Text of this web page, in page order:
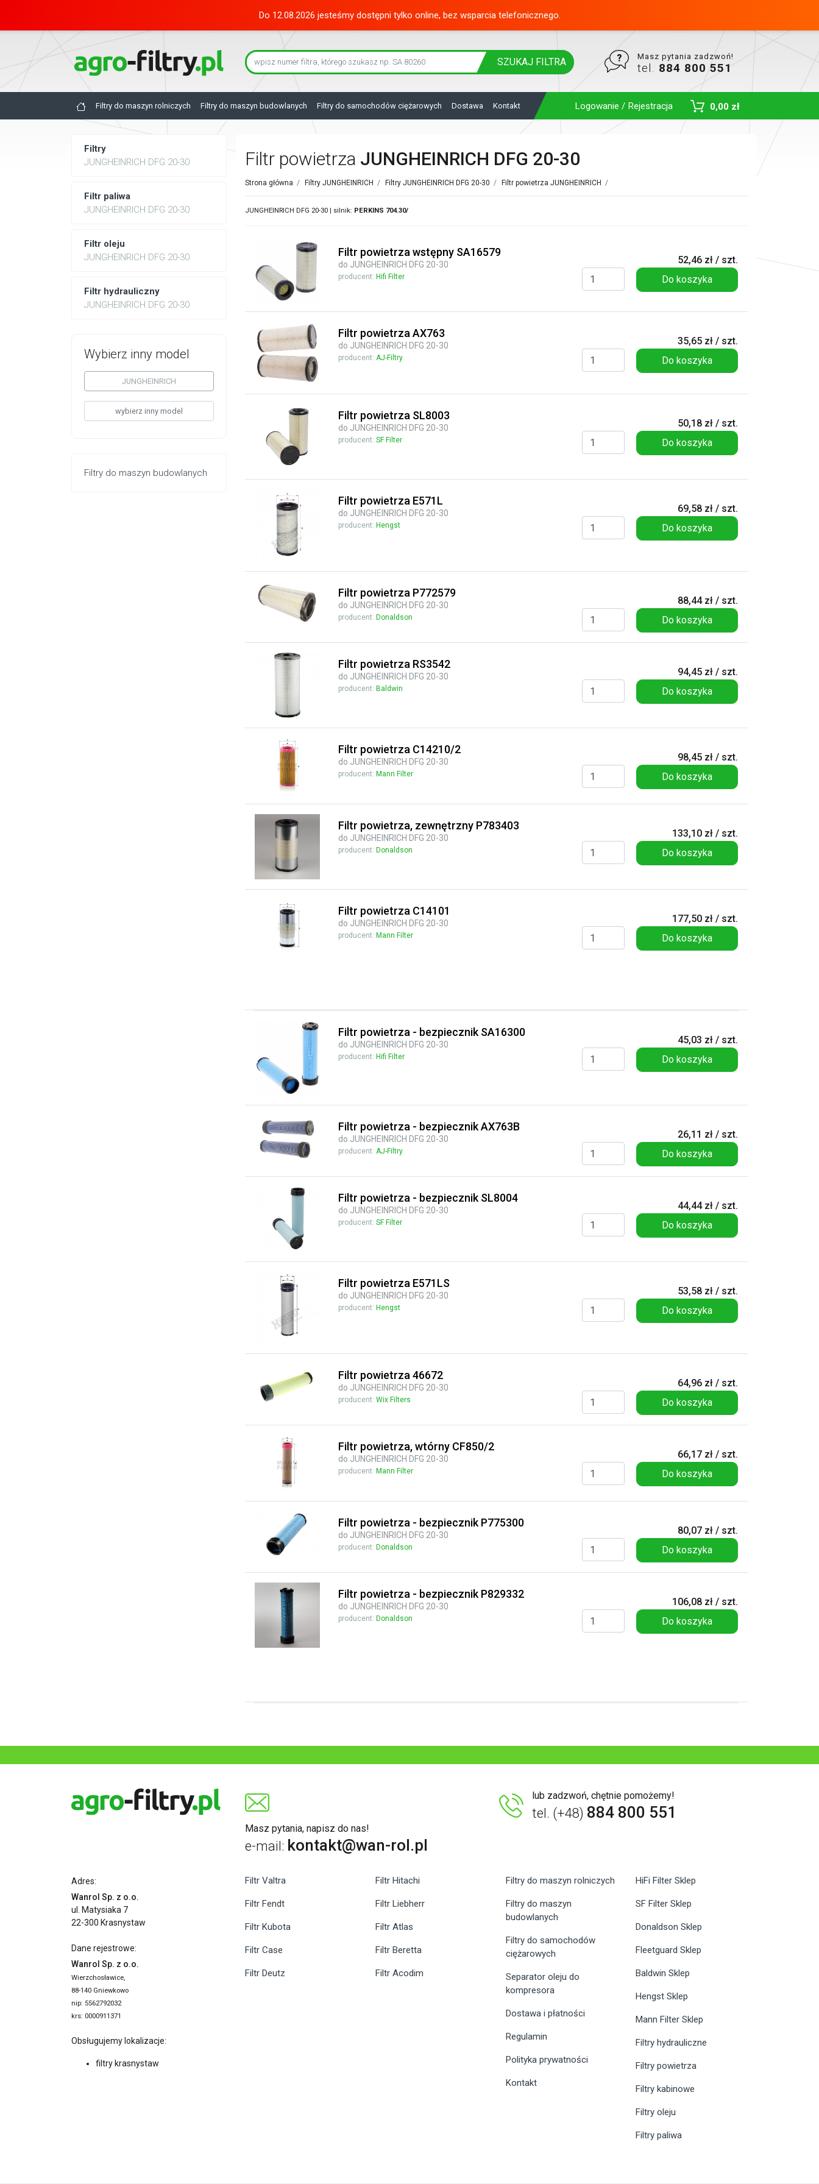
Do 12.08.2026 jesteśmy dostępni tylko online, bez wsparcia telefonicznego.
SZUKAJ FILTRA Masz pytania zadzwoń!
tel. 884 800 551
Filtry do maszyn rolniczych Filtry do maszyn budowlanych Filtry do samochodów ciężarowych Dostawa Kontakt Logowanie / Rejestracja 0,00 zł
Toggle Dropdown
Filtry
JUNGHEINRICH DFG 20-30
Filtr paliwa
JUNGHEINRICH DFG 20-30
Filtr oleju
JUNGHEINRICH DFG 20-30
Filtr hydrauliczny
JUNGHEINRICH DFG 20-30
Wybierz inny model
JUNGHEINRICH
wybierz inny model
Filtry do maszyn budowlanych
Filtr powietrza JUNGHEINRICH DFG 20-30
Strona główna / Filtry JUNGHEINRICH / Filtry JUNGHEINRICH DFG 20-30 / Filtr powietrza JUNGHEINRICH /
JUNGHEINRICH DFG 20-30 | silnik: PERKINS 704.30/
Filtr powietrza wstępny SA16579
do JUNGHEINRICH DFG 20-30
producent: Hifi Filter
52,46 zł / szt.
Do koszyka
Filtr powietrza AX763
do JUNGHEINRICH DFG 20-30
producent:AJ-Filtry
35,65 zł / szt.
Do koszyka
Filtr powietrza SL8003
do JUNGHEINRICH DFG 20-30
producent:SF Filter
50,18 zł / szt.
Do koszyka
Filtr powietrza E571L
do JUNGHEINRICH DFG 20-30
producent: Hengst
69,58 zł / szt.
Do koszyka
Filtr powietrza P772579
do JUNGHEINRICH DFG 20-30
producent: Donaldson
88,44 zł / szt.
Do koszyka
Filtr powietrza RS3542
do JUNGHEINRICH DFG 20-30
producent: Baldwin
94,45 zł / szt.
Do koszyka
Filtr powietrza C14210/2
do JUNGHEINRICH DFG 20-30
producent: Mann Filter
98,45 zł / szt.
Do koszyka
Filtr powietrza, zewnętrzny P783403
do JUNGHEINRICH DFG 20-30
producent: Donaldson
133,10 zł / szt.
Do koszyka
Filtr powietrza C14101
do JUNGHEINRICH DFG 20-30
producent: Mann Filter
177,50 zł / szt.
Do koszyka
Filtr powietrza - bezpiecznik SA16300
do JUNGHEINRICH DFG 20-30
producent: Hifi Filter
45,03 zł / szt.
Do koszyka
Filtr powietrza - bezpiecznik AX763B
do JUNGHEINRICH DFG 20-30
producent:AJ-Filtry
26,11 zł / szt.
Do koszyka
Filtr powietrza - bezpiecznik SL8004
do JUNGHEINRICH DFG 20-30
producent:SF Filter
44,44 zł / szt.
Do koszyka
Filtr powietrza E571LS
do JUNGHEINRICH DFG 20-30
producent: Hengst
53,58 zł / szt.
Do koszyka
Filtr powietrza 46672
do JUNGHEINRICH DFG 20-30
producent:Wix Filters
64,96 zł / szt.
Do koszyka
Filtr powietrza, wtórny CF850/2
do JUNGHEINRICH DFG 20-30
producent: Mann Filter
66,17 zł / szt.
Do koszyka
Filtr powietrza - bezpiecznik P775300
do JUNGHEINRICH DFG 20-30
producent: Donaldson
80,07 zł / szt.
Do koszyka
Filtr powietrza - bezpiecznik P829332
do JUNGHEINRICH DFG 20-30
producent: Donaldson
106,08 zł / szt.
Do koszyka
Masz pytania, napisz do nas!
e-mail: kontakt@wan-rol.pl
lub zadzwoń, chętnie pomożemy!
tel. (+48) 884 800 551
Adres:
Wanrol Sp. z o.o.
ul. Matysiaka 7
22-300 Krasnystaw
Dane rejestrowe:
Wanrol Sp. z o.o.
Wierzchosławice,
88-140 Gniewkowo
nip: 5562792032
krs: 0000911371
Obsługujemy lokalizacje:
filtry krasnystaw
Filtr Valtra
Filtr Fendt
Filtr Kubota
Filtr Case
Filtr Deutz
Filtr Hitachi
Filtr Liebherr
Filtr Atlas
Filtr Beretta
Filtr Acodim
Filtry do maszyn rolniczych
Filtry do maszyn
budowlanych
Filtry do samochodów
ciężarowych
Separator oleju do
kompresora
Dostawa i płatności
Regulamin
Polityka prywatności
Kontakt
HiFi Filter Sklep
SF Filter Sklep
Donaldson Sklep
Fleetguard Sklep
Baldwin Sklep
Hengst Sklep
Mann Filter Sklep
Filtry hydrauliczne
Filtry powietrza
Filtry kabinowe
Filtry oleju
Filtry paliwa